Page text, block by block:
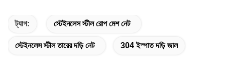
ট্যাগ: স্টেইনলেস স্টীল রোপ মেশ নেট
স্টেইনলেস স্টীল তারের দড়ি নেট 304 ইস্পাত দড়ি জাল